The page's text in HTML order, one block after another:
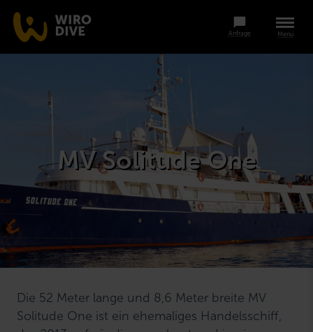
Menü
Anfrage
MV Solitude One
Die 52 Meter lange und 8,6 Meter breite MV
Solitude One ist ein ehemaliges Handelsschiff,